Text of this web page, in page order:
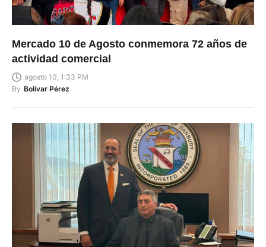
Mercado 10 de Agosto conmemora 72 años de
actividad comercial
agosto 10, 1:33 PM
By Bolívar Pérez